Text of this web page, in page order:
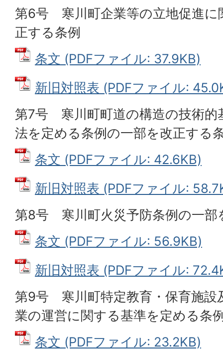
第6号 寒川町企業等の立地促進に
正する条例
条文 (PDFファイル: 37.9KB)
新旧対照表 (PDFファイル:
第7号 寒川町町道の構造の技術的
法を定める条例の一部を改正する
条文 (PDFファイル: 42.6KB)
新旧対照表 (PDFファイル:
第8号 寒川町火災予防条例の一部
条文 (PDFファイル: 56.9KB)
新旧対照表 (PDFファイル:
第9号 寒川町特定教育・保育施設
業の運営に関する基準を定める条
条文 (PDFファイル: 23.2KB)